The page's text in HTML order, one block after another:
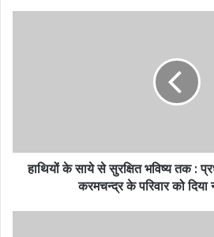
हाथियों के साये से सुरक्षित भविष्य तक :
करमचन्द्र के परिवार को